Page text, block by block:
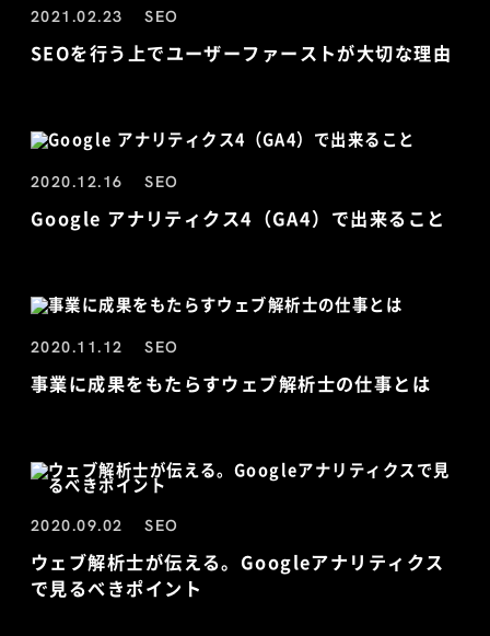
2021.02.23 SEO
SEOを行う上でユーザーファーストが大切な理由
2020.12.16 SEO
Google アナリティクス4（GA4）で出来ること
2020.11.12 SEO
事業に成果をもたらすウェブ解析士の仕事とは
2020.09.02 SEO
ウェブ解析士が伝える。Googleアナリティクス
で見るべきポイント